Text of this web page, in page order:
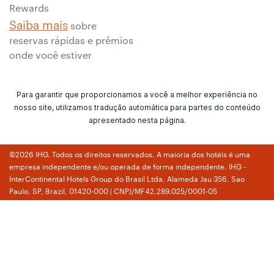
Rewards
Saiba mais sobre
reservas rápidas e prêmios
onde você estiver
Para garantir que proporcionamos a você a melhor experiência no
nosso site, utilizamos tradução automática para partes do conteúdo
apresentado nesta página.
©2026 IHG. Todos os direitos reservados. A maioria dos hotéis é uma
empresa independente e/ou operada de forma independente. IHG -
InterContinental Hotels Group do Brasil Ltda, Alameda Jau 356, Sao
Paulo, SP, Brazil, 01420-000 | CNPJ/MF42.289.025/0001-05